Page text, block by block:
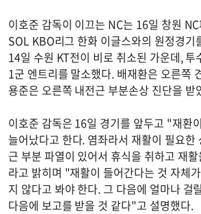
이호준 감독이 이끄는 NC는 16일 창원
SOL KBO리그 한화 이글스와의 원정경기
14일 수원 KT전이 비로 취소된 가운데, 투
1군 엔트리를 말소했다. 배재환은 오른쪽
용준은 오른쪽 내전근 부분손상 진단을 받
이호준 감독은 16일 경기를 앞두고 "재환
늘어났다고 한다. 염좌라서 재활이 필요한
근 부분 파열이 있어서 휴식을 취하고 재
라고 밝히며 "재활이 들어간다는 것 자체
지 않다고 봐야 한다. 그 다음에 얼마나 걸
다음에 보고를 받을 것 같다"고 설명했다.